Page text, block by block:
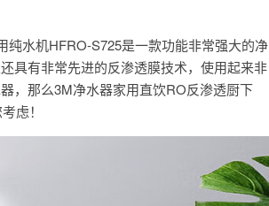
纯水机HFRO-S725是一款功能非常强大的净
具有非常先进的反渗透膜技术，使用起来非
，那么3M净水器家用直饮RO反渗透厨下
虑！